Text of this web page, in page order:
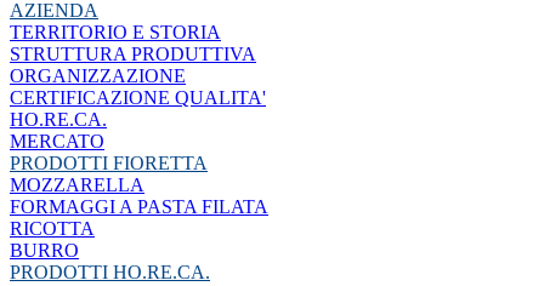
AZIENDA
TERRITORIO E STORIA
STRUTTURA PRODUTTIVA
ORGANIZZAZIONE
CERTIFICAZIONE QUALITA'
HO.RE.CA.
MERCATO
PRODOTTI FIORETTA
MOZZARELLA
FORMAGGI A PASTA FILATA
RICOTTA
BURRO
PRODOTTI HO.RE.CA.